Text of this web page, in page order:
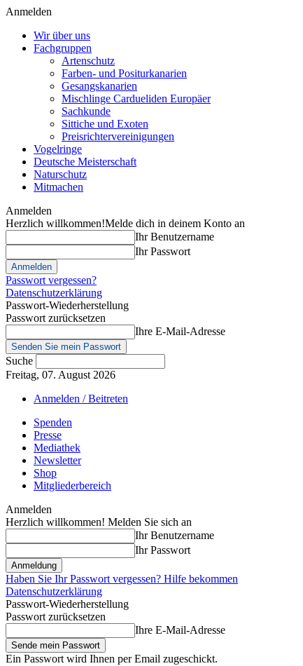
Anmelden
Wir über uns
Fachgruppen
Artenschutz
Farben- und Positurkanarien
Gesangskanarien
Mischlinge Cardueliden Europäer
Sachkunde
Sittiche und Exoten
Preisrichtervereinigungen
Vogelringe
Deutsche Meisterschaft
Naturschutz
Mitmachen
Anmelden
Herzlich willkommen!Melde dich in deinem Konto an
Ihr Benutzername
Ihr Passwort
Passwort vergessen?
Datenschutzerklärung
Passwort-Wiederherstellung
Passwort zurücksetzen
Ihre E-Mail-Adresse
Suche
Freitag, 07. August 2026
Anmelden / Beitreten
Spenden
Presse
Mediathek
Newsletter
Shop
Mitgliederbereich
Anmelden
Herzlich willkommen! Melden Sie sich an
Ihr Benutzername
Ihr Passwort
Haben Sie Ihr Passwort vergessen? Hilfe bekommen
Datenschutzerklärung
Passwort-Wiederherstellung
Passwort zurücksetzen
Ihre E-Mail-Adresse
Ein Passwort wird Ihnen per Email zugeschickt.